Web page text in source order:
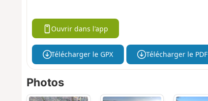
Ouvrir dans l'app
Télécharger le GPX Télécharger le PDF
Photos